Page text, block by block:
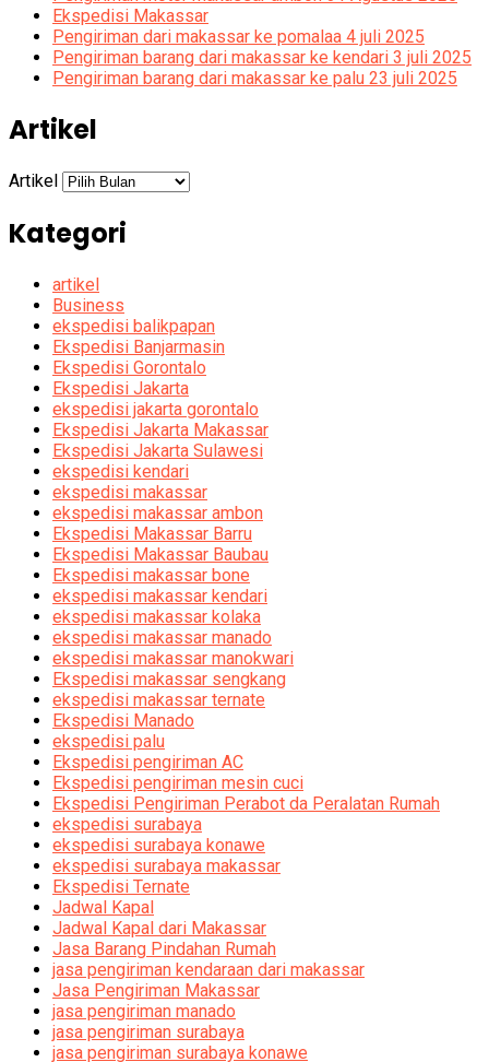
Ekspedisi Makassar
Pengiriman dari makassar ke pomalaa 4 juli 2025
Pengiriman barang dari makassar ke kendari 3 juli 2025
Pengiriman barang dari makassar ke palu 23 juli 2025
Artikel
Artikel
Kategori
artikel
Business
ekspedisi balikpapan
Ekspedisi Banjarmasin
Ekspedisi Gorontalo
Ekspedisi Jakarta
ekspedisi jakarta gorontalo
Ekspedisi Jakarta Makassar
Ekspedisi Jakarta Sulawesi
ekspedisi kendari
ekspedisi makassar
ekspedisi makassar ambon
Ekspedisi Makassar Barru
Ekspedisi Makassar Baubau
Ekspedisi makassar bone
ekspedisi makassar kendari
ekspedisi makassar kolaka
ekspedisi makassar manado
ekspedisi makassar manokwari
Ekspedisi makassar sengkang
ekspedisi makassar ternate
Ekspedisi Manado
ekspedisi palu
Ekspedisi pengiriman AC
Ekspedisi pengiriman mesin cuci
Ekspedisi Pengiriman Perabot da Peralatan Rumah
ekspedisi surabaya
ekspedisi surabaya konawe
ekspedisi surabaya makassar
Ekspedisi Ternate
Jadwal Kapal
Jadwal Kapal dari Makassar
Jasa Barang Pindahan Rumah
jasa pengiriman kendaraan dari makassar
Jasa Pengiriman Makassar
jasa pengiriman manado
jasa pengiriman surabaya
jasa pengiriman surabaya konawe